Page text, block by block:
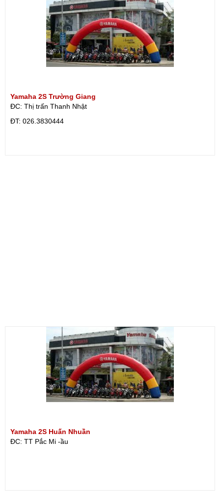
Yamaha 2S Trường Giang
ĐC: Thị trấn Thanh Nhật
ÐT: 026.3830444
Yamaha 2S Huấn Nhuần
ĐC: TT Pắc Mi -ầu